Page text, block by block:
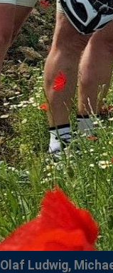
Olaf Ludwig,